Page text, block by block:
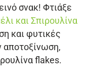
σνακ! Φτιάξε
και Σπιρουλίνα
και φυτικές
αποτοξίνωση,
flakes.